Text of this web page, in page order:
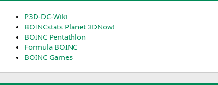
P3D-DC-Wiki
BOINCstats Planet 3DNow!
BOINC Pentathlon
Formula BOINC
BOINC Games